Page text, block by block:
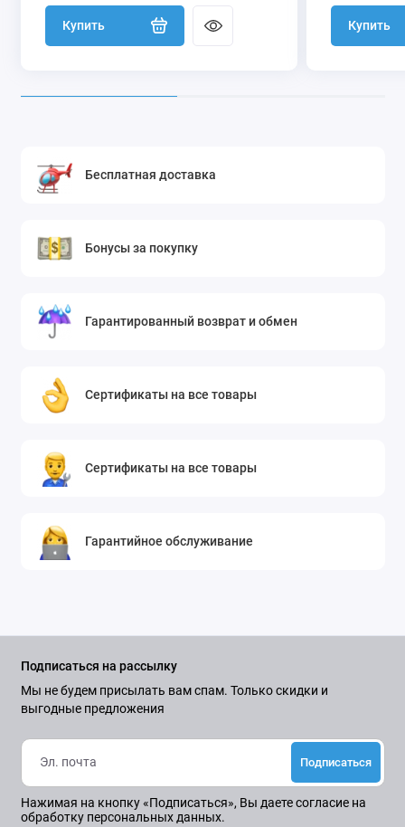
Купить Купить
Бесплатная доставка
Бонусы за покупку
Гарантированный возврат и обмен
Сертификаты на все товары
Сертификаты на все товары
Гарантийное обслуживание
Подписаться на рассылку
Мы не будем присылать вам спам. Только скидки и
выгодные предложения
Подписаться
Нажимая на кнопку «Подписаться», Вы даетесогласие на
обработку персональных данных.